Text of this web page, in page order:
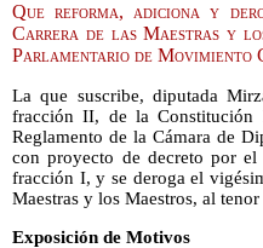
Que reforma, adiciona y
Carrera de las Maestras y
Parlamentario de Movimiento
La que suscribe, diputada
fracción II, de la
Reglamento de la Cámara de
con proyecto de decreto por
fracción I, y se deroga el
Maestras y los Maestros, al
Exposición de Motivos